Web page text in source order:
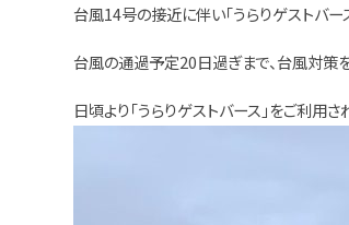
台風14号の接近に伴い「うらりゲストバー
台風の通過予定20日過ぎまで、台風対策
日頃より「うらりゲストバース」をご利用